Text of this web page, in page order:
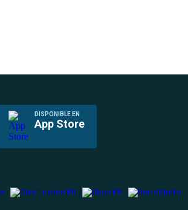
DISPONIBLE EN
App Store